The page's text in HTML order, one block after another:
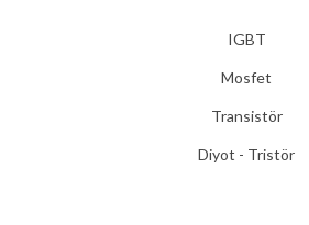
IGBT
Mosfet
Transistör
Diyot - Tristör